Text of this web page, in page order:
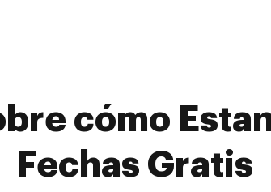
cómo
Fechas Gratis